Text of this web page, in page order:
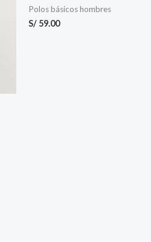
Polos básicos hombres
S/ 59.00